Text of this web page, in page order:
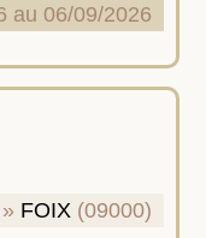
au 06/09/2026
FOIX (09000)